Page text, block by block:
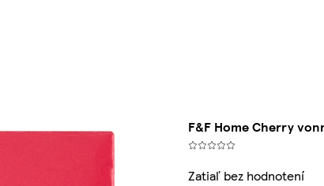
F&F Home Cherry
Zatiaľ bez hodnotení